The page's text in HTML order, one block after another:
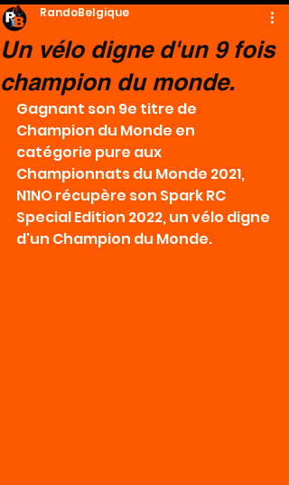
Un vélo digne d'un 9 fois
champion du monde.
RandoBelgique
Gagnant son 9e titre de
Champion du Monde en
catégorie pure aux
Championnats du Monde 2021,
N1NO récupère son Spark RC
Special Edition 2022, un vélo digne
d'un Champion du Monde.